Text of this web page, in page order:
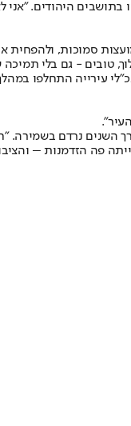
היהודים.
סמוכות,
טובים - גם בלי
פה הזדמנות –